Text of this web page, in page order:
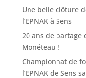
Une belle clôture
l’EPNAK à Sens
20 ans de partage
Monéteau !
Championnat de
l’EPNAK de Sens